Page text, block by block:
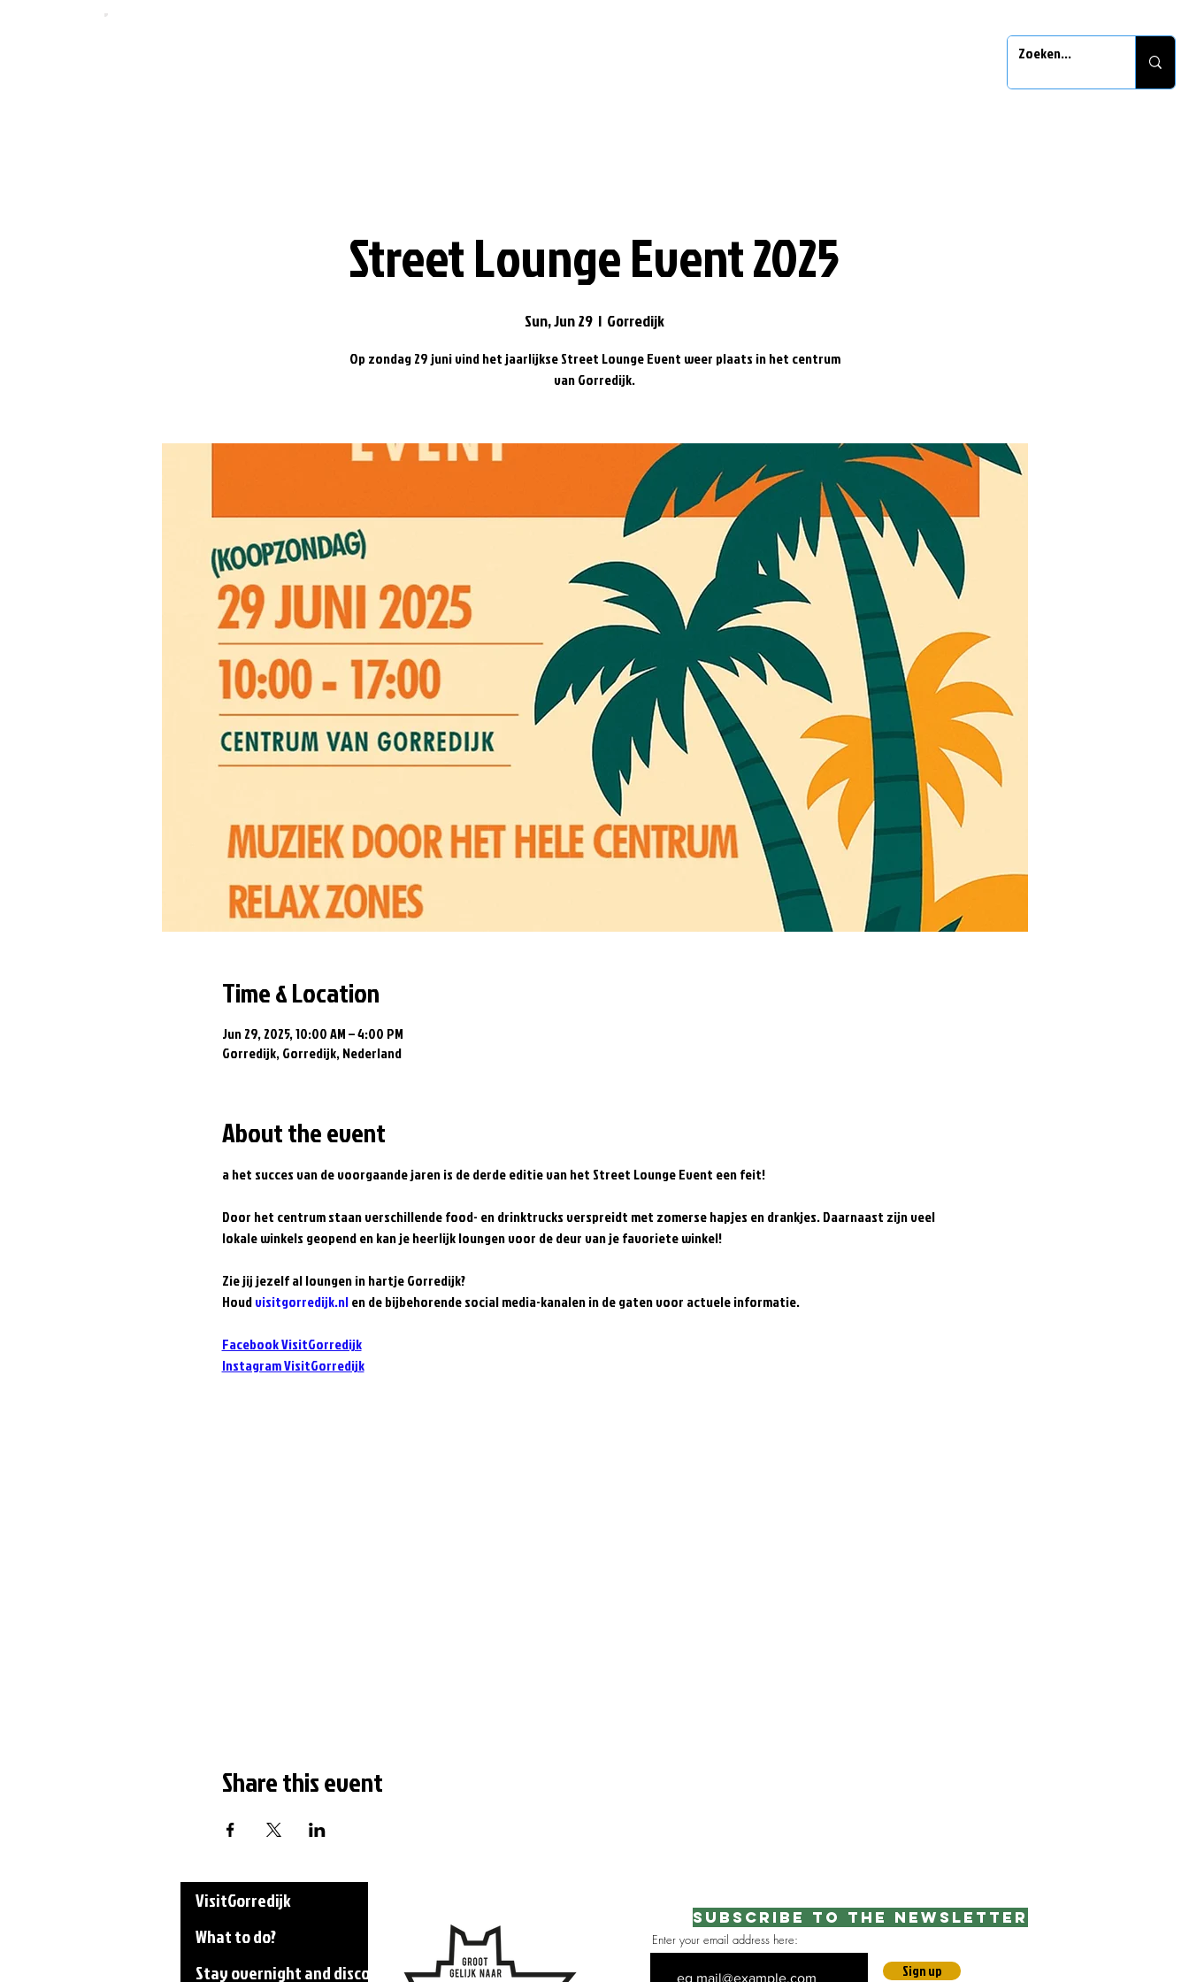
Street Lounge Event 2025
Sun, Jun 29
  |
Gorredijk
Op zondag 29 juni vind het jaarlijkse Street Lounge Event weer plaats in het centrum
van Gorredijk.
Time & Location
Jun 29, 2025, 10:00 AM – 4:00 PM
Gorredijk, Gorredijk, Nederland
About the event
a het succes van de voorgaande jaren is de derde editie van het Street Lounge Event een feit!
Door het centrum staan verschillende food- en drinktrucks verspreidt met zomerse hapjes en drankjes. Daarnaast zijn veel
lokale winkels geopend en kan je heerlijk loungen voor de deur van je favoriete winkel!
Zie jij jezelf al loungen in hartje Gorredijk?
Houd visitgorredijk.nl en de bijbehorende social media-kanalen in de gaten voor actuele informatie.
Facebook VisitGorredijk
Instagram VisitGorredijk
Share this event
VisitGorredijk
What to do?
Stay overnight and discover the area
Subscribe to the newsletter
Enter your email address here:
Sign up